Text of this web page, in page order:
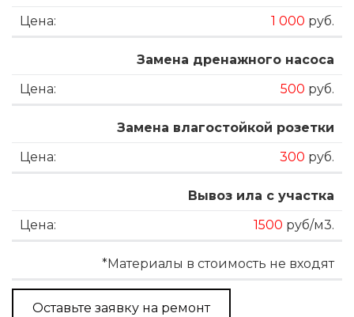
1 000 руб.
Замена дренажного насоса
500 руб.
Замена влагостойкой розетки
300 руб.
Вывоз ила с участка
1500 руб/м3.
*Материалы в стоимость не входят
Оставьте заявку на ремонт